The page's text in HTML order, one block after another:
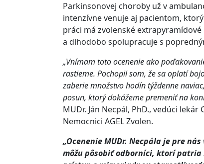
Parkinsonovej choroby už v
intenzívne venuje aj pacientom,
práci má zvolenské
a dlhodobo spolupracuje s
„Vnímam toto ocenenie ako
rastieme. Pochopil som, že sa oplatí
zaberie množstvo hodín týždenne
posun, ktorý dokážeme premeniť na
MUDr. Ján Necpál, PhD., vedúci
Nemocnici AGEL Zvolen.
„Ocenenie MUDr. Necpála je pre
môžu pôsobiť odborníci, ktorí patria